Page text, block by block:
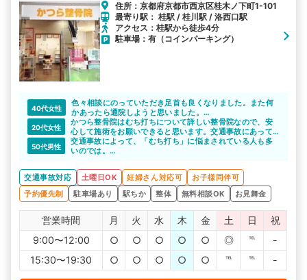
住所：京都府京都市西京区桂木ノ下町1-101
最寄り駅： 桂駅 / 桂川駅 / 洛西口駅
アクセス：桂駅から徒歩4分
駐車場：有（コインパーキング）
40代女性
色々相談にのっていただき足首も良くなりました。また何
かあったら通院しようと思いました。
交通事故や身体の悩みがある方には紹介したいような整骨
院でした。
ありがとうございます。
20代女性
かつら整骨院はむち打ちについて詳しい整骨院なので、安
心して施術をお願いできると思います。交通事故にあって
しまった直後は不安なことや分からないことがたくさんあ
ると思いますが、些細なことでもしっかりと話を聞いてく
50代男性
交通事故によって、「むち打ち」に悩まされている人も多
いのでは。
きます。
交通事故対応 土曜日OK 妊婦さん対応可
お子様同伴可
予約優先制
駐車場あり 駅ちか 整体 無料相談OK お見舞金
営業時間 月 火 水 木 金 土 日
祝
9:00〜12:00
○ ○ ○ ○ ○ ◎ ℡
-
15:30〜19:30
○ ○ ○ ○ ○ ℡ ℡ -